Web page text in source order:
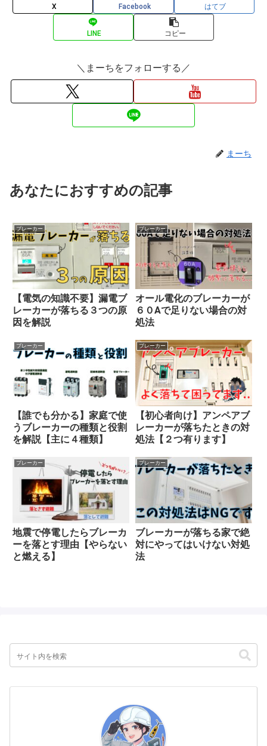
X Facebook はてブ
LINE コピー
＼まーちをフォローする／
まーち
あなたにおすすめの記事
ブレーカー
【電気の知識不要】漏電ブ
レーカーが落ちる３つの原
因を解説
ブレーカー
オール電化のブレーカーが
６０Aで足りない場合の対
処法
ブレーカー
【誰でも分かる】家庭で使
うブレーカーの種類と役割
を解説【主に４種類】
ブレーカー
【初心者向け】アンペアブ
レーカーが落ちたときの対
処法【２つ有ります】
ブレーカー
地震で停電したらブレーカ
ーを落とす理由【やらない
と燃える】
ブレーカー
ブレーカーが落ちる家で絶
対にやってはいけない対処
法